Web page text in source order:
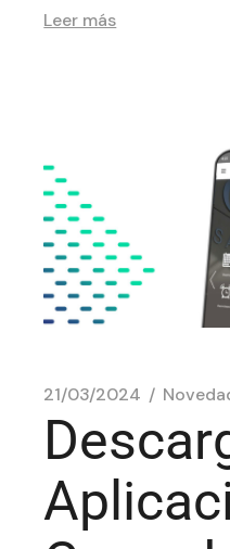
Leer más
21/03/2024